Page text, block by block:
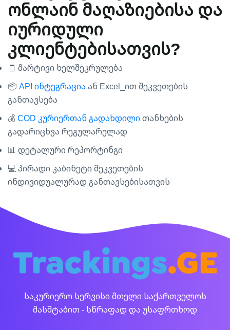
ონლაინ მაღაზიებისა და
იურიდული
კლიენტებისათვის?
🧾 მარტივი ხელშეკრულება
📦 API ინტეგრაციაან Excel_ით შეკვეთების
განთავსება
💰COD კურიერთან გადახდილითანხების
გადარიცხვა რეგულარულად
📊 დეტალური რეპორტინგი
💻 პირადი კაბინეტი შეკვეთების
ინდივიდუალურად განთავსებისათვის
საკურიერო სერვისი მთელი საქართველოს
მასშტაბით - სწრაფად და უსაფრთხოდ